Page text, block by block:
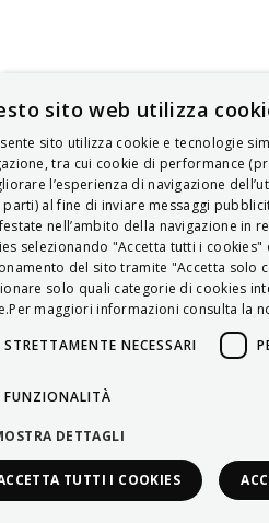
sito web utilizza
sito utilizza cookie e tecnologie
tra cui cookie di performance
l’esperienza di navigazione
parti) al fine di inviare messaggi
nell’ambito della navigazione in
selezionando "Accetta tutti i
del sito tramite "Accetta solo
solo quali categorie di cookies
maggiori informazioni consulta la
STRETTAMENTE NECESSARI
FUNZIONALITÀ
DETTAGLI
TUTTI I COOKIES